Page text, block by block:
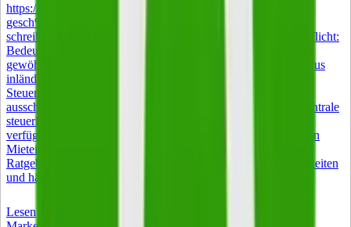
https://www.istockphoto.com/de/foto/nahaufnahme-eines-
gesch%C3%A4ftsmanns-der-statistiken-und-grafiken-am-
schreibtisch-gm2211543779-628526355 Beschränkte Steuerpflicht:
Bedeutung und Anwendung Wer keinen Wohnsitz und keinen
gewöhnlichen Aufenthalt in Deutschland hat, aber Einkünfte aus
inländischen Quellen bezieht, unterliegt der beschränkten
Steuerpflicht nach § 1 Absatz 4 EStG. Besteuert wird dann
ausschließlich der im Inland erzielte Teil des Einkommens. Zentrale
steuerliche Entlastungen entfallen oder sind nur eingeschränkt
verfügbar. Betroffen sind vor allem Auswanderer mit deutschen
Mieteinnahmen und Rentner mit Wohnsitz im Ausland. Dieser
Ratgeber erläutert die Rechtsgrundlagen, Gestaltungsmöglichkeiten
und häufige Praxisfehler.
Lesen